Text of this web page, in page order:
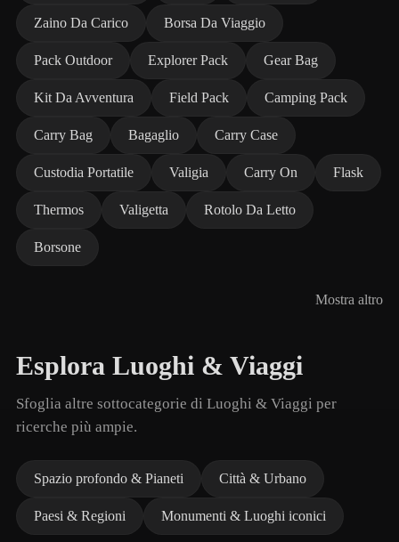
Zaino Da Carico Borsa Da Viaggio
Pack Outdoor Explorer Pack Gear Bag
Kit Da Avventura Field Pack Camping Pack
Carry Bag Bagaglio Carry Case
Custodia Portatile Valigia Carry On Flask
Thermos Valigetta Rotolo Da Letto
Borsone
Mostra altro
Esplora Luoghi & Viaggi
Sfoglia altre sottocategorie di Luoghi & Viaggi per
ricerche più ampie.
Spazio profondo & Pianeti Città & Urbano
Paesi & Regioni Monumenti & Luoghi iconici